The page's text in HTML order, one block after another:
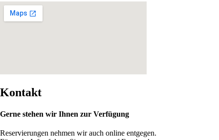
Kontakt
Gerne stehen wir Ihnen zur Verfügung
Reservierungen nehmen wir auch online entgegen.